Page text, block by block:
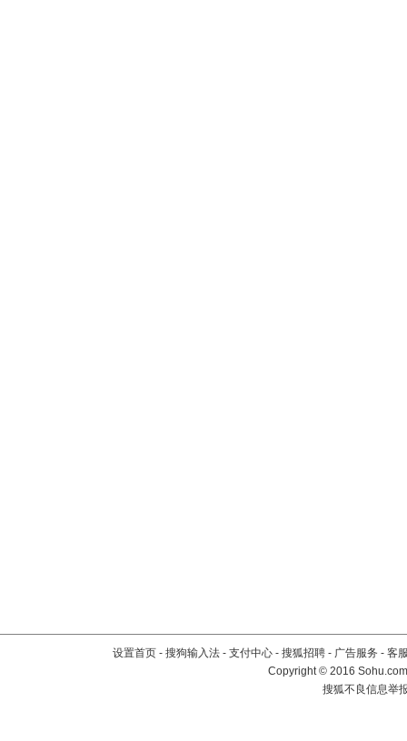
设置首页 - 搜狗输入法 - 支付中心 - 搜狐招聘 - 广告服务 - 客
Copyright©2016
搜狐不良信息举